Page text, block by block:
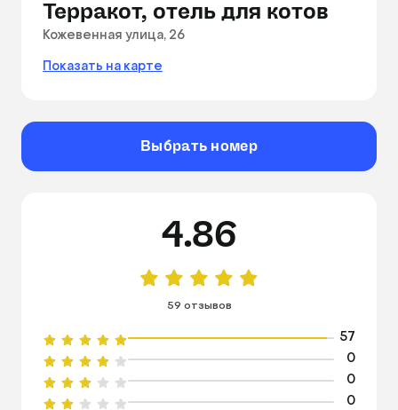
Терракот, отель для котов
Кожевенная улица, 26
Показать на карте
Выбрать номер
4.86
59 отзывов
57
0
0
0